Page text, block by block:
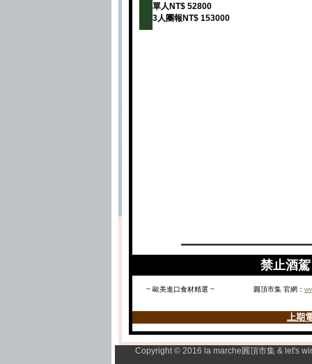
單人NT$ 52800
3人團報NT$ 153000
禁止酒
~ 歐美進口食材精選 ~ 圓頂市集 官網：
上期
Copyright © 2016 la marche圓頂市集 & let's